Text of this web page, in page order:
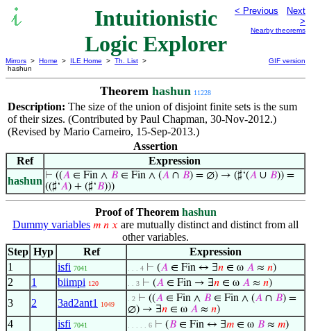
Intuitionistic
Logic Explorer
< Previous
Next
>
Nearby theorems
Mirrors > Home > ILE Home > Th. List >
hashun
GIF version
Theorem hashun 11228
Description: The size of the union of disjoint finite sets is the sum
of their sizes. (Contributed by Paul Chapman, 30-Nov-2012.)
(Revised by Mario Carneiro, 15-Sep-2013.)
Assertion
Ref
Expression
hashun ⊢ ((𝐴 ∈ Fin ∧ 𝐵 ∈ Fin ∧ (𝐴 ∩ 𝐵) = ∅) → (♯‘(𝐴 ∪ 𝐵)) =
((♯‘𝐴) + (♯‘𝐵)))
Proof of Theorem hashun
Dummy variables 𝑚 𝑛 𝑥 are mutually distinct and distinct from all
other variables.
Step Hyp Ref
Expression
1
isfi 7041 . . . 4 ⊢ (𝐴 ∈ Fin ↔ ∃𝑛 ∈ ω 𝐴 ≈ 𝑛)
2 1 biimpi 120 . . 3 ⊢ (𝐴 ∈ Fin → ∃𝑛 ∈ ω 𝐴 ≈ 𝑛)
3 2 3ad2ant1 1049
. 2 ⊢ ((𝐴 ∈ Fin ∧ 𝐵 ∈ Fin ∧ (𝐴 ∩ 𝐵) =
∅) → ∃𝑛 ∈ ω 𝐴 ≈ 𝑛)
4 isfi 7041 . . . . . 6 ⊢ (𝐵 ∈ Fin ↔ ∃𝑚 ∈ ω 𝐵 ≈ 𝑚)